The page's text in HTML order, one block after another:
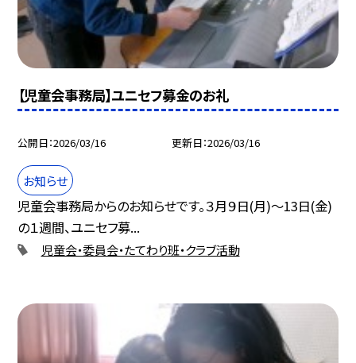
【児童会事務局】ユニセフ募金のお礼
公開日 2026/03/16 更新日 2026/03/16
お知らせ
児童会事務局からのお知らせです。３月９日(月)～13日(金)
の１週間、ユニセフ募...
児童会・委員会・たてわり班・クラブ活動